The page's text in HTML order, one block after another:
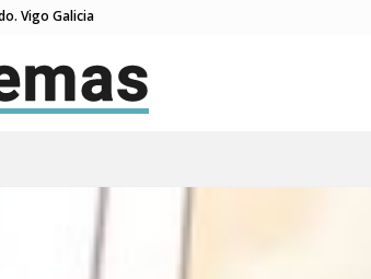
Vigo Galicia